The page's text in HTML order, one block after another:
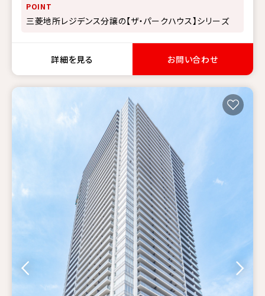
POINT
三菱地所レジデンス分譲の【ザ・パークハウス】シリーズ
詳細を見る お問い合わせ